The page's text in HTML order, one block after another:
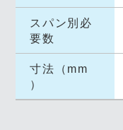
スパン別必
要数
寸法（mm
）